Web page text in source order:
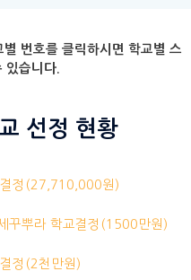
번호를 클릭하시면 학교별 스
있습니다.
선정 현황
정(27,710,000원)
꾸뿌라 학교결정(1500만원)
정(2천만원)